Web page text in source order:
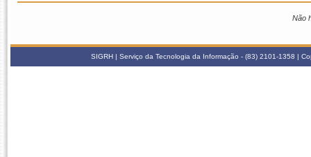
Não
SIGRH | Serviço da Tecnologia da Informação - (83) 2101-1358 |